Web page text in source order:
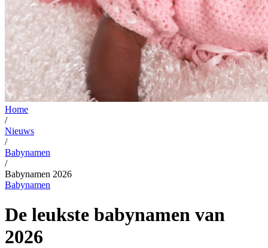
Home
/
Nieuws
/
Babynamen
/
Babynamen 2026
Babynamen
De leukste babynamen van
2026